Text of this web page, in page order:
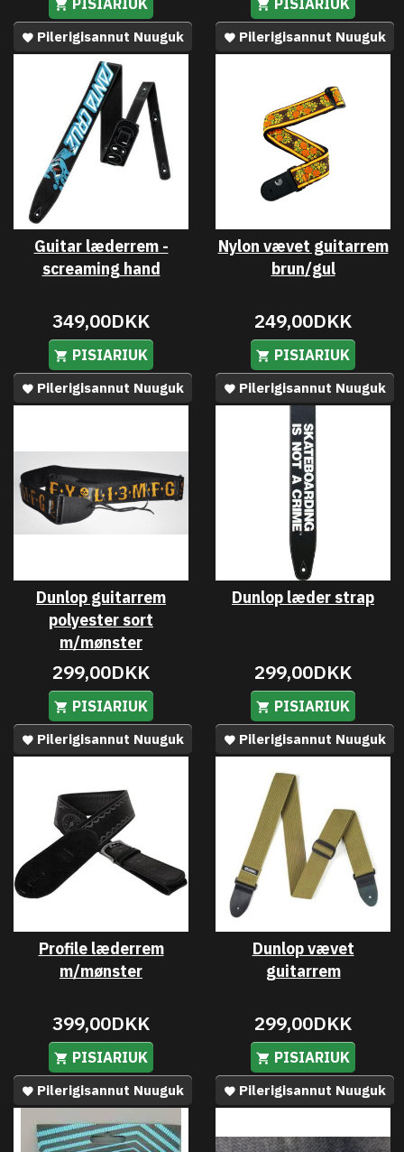
PISIARIUK
Pilerigisannut Nuuguk
PISIARIUK
Pilerigisannut Nuuguk
Guitar læderrem -
screaming hand
349,00DKK
PISIARIUK
Pilerigisannut Nuuguk
Nylon vævet guitarrem
brun/gul
249,00DKK
PISIARIUK
Pilerigisannut Nuuguk
Dunlop guitarrem
polyester sort
m/mønster
299,00DKK
PISIARIUK
Pilerigisannut Nuuguk
Dunlop læder strap
299,00DKK
PISIARIUK
Pilerigisannut Nuuguk
Profile læderrem
m/mønster
399,00DKK
PISIARIUK
Pilerigisannut Nuuguk
Dunlop vævet
guitarrem
299,00DKK
PISIARIUK
Pilerigisannut Nuuguk